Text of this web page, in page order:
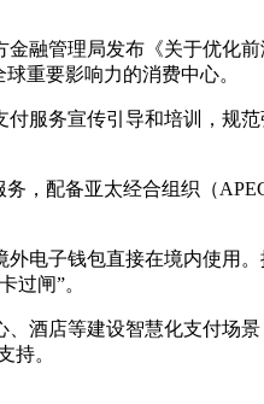
融管理局发布《关于优化
重要影响力的消费中心。
服务宣传引导和培训，规
，配备亚太经合组织（
电子钱包直接在境内使用
过闸”。
酒店等建设智慧化支付场
持。